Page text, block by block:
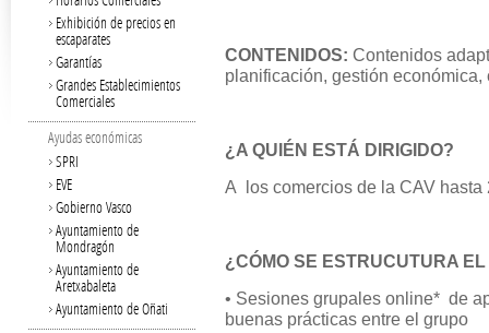
CONTENIDOS:Contenidos
planificación, gestión
¿A QUIÉN ESTÁ DIRIGIDO?
A los comercios de la CAV hasta
¿CÓMO SE ESTRUCUTURA
• Sesiones grupales online* de
buenas prácticas entre el grupo
Exhibición de precios en
escaparates
Garantías
Grandes Establecimientos
Comerciales
Ayudas económicas
SPRI
EVE
Gobierno Vasco
Ayuntamiento de
Mondragón
Ayuntamiento de
Aretxabaleta
Ayuntamiento de Oñati